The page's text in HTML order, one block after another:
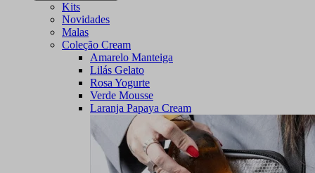
Kits
Novidades
Malas
Coleção Cream
Amarelo Manteiga
Lilás Gelato
Rosa Yogurte
Verde Mousse
Laranja Papaya Cream